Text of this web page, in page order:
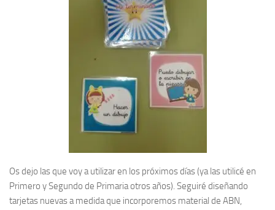
Os dejo las que voy a utilizar en los próximos días (ya las utilicé en
Primero y Segundo de Primaria otros años). Seguiré diseñando
tarjetas nuevas a medida que incorporemos material de ABN,